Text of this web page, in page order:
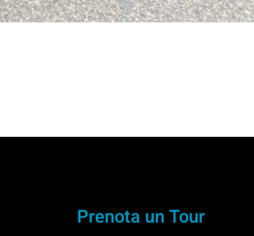
Prenota un Tour